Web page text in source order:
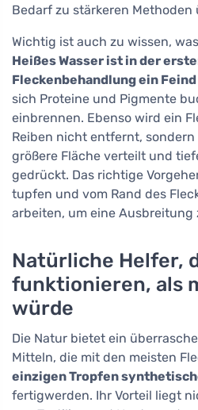
Bedarf zu stärkeren Methoden
Wichtig ist auch zu wissen,
Heißes Wasser ist in der
Fleckenbehandlung ein Feind
sich Proteine und Pigmente
einbrennen. Ebenso wird ein
Reiben nicht entfernt,
größere Fläche verteilt und
gedrückt. Das richtige
tupfen und vom Rand des
arbeiten, um eine Ausbreitung
Natürliche Helfer,
funktionieren, als
würde
Die Natur bietet ein
Mitteln, die mit den meisten
einzigen Tropfen
fertigwerden. Ihr Vorteil liegt